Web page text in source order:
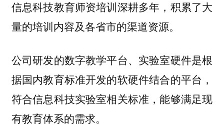
信息科技教育师资培训深耕多年，积累了大
量的培训内容及各省市的渠道资源。
公司研发的数字教学平台、实验室硬件是根
据国内教育标准开发的软硬件结合的平台，
符合信息科技实验室相关标准，能够满足现
有教育体系的需求。